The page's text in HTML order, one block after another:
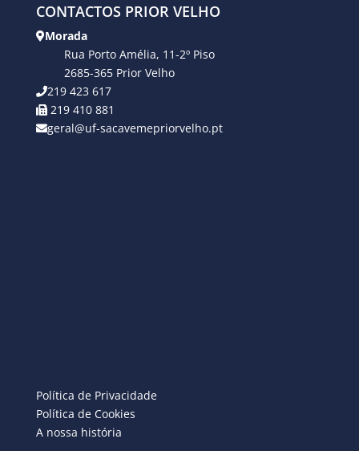
CONTACTOS PRIOR VELHO
Morada
Rua Porto Amélia, 11-2º Piso
2685-365 Prior Velho
219 423 617
219 410 881
geral@uf-sacavemepriorvelho.pt
Política de Privacidade
Política de Cookies
A nossa história